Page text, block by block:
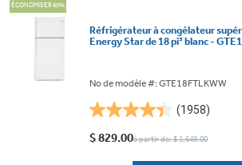
ÉCONOMISER 50%
Réfrigérateur à congélateur
Energy Star de 18 pi³ blanc -
No de modèle #: GTE18FTLKWW
(1958)
4.4
étoile(s)
$ 829.00à partir de: $ 1,649.00